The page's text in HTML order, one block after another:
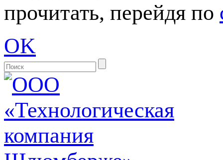
прочитать, перейдя по
OK